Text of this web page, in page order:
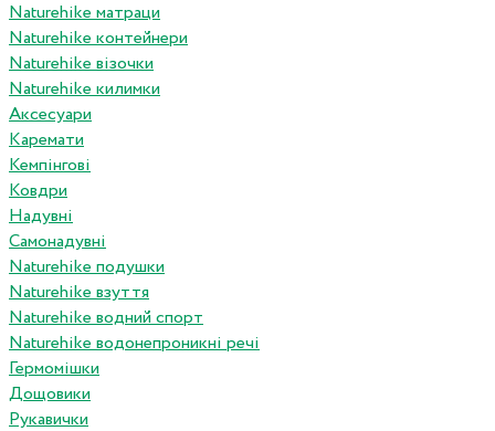
Naturehike матраци
Naturehike контейнери
Naturehike візочки
Naturehike килимки
Аксесуари
Каремати
Кемпінгові
Ковдри
Надувні
Самонадувні
Naturehike подушки
Naturehike взуття
Naturehike водний спорт
Naturehike водонепроникні речі
Гермомішки
Дощовики
Рукавички